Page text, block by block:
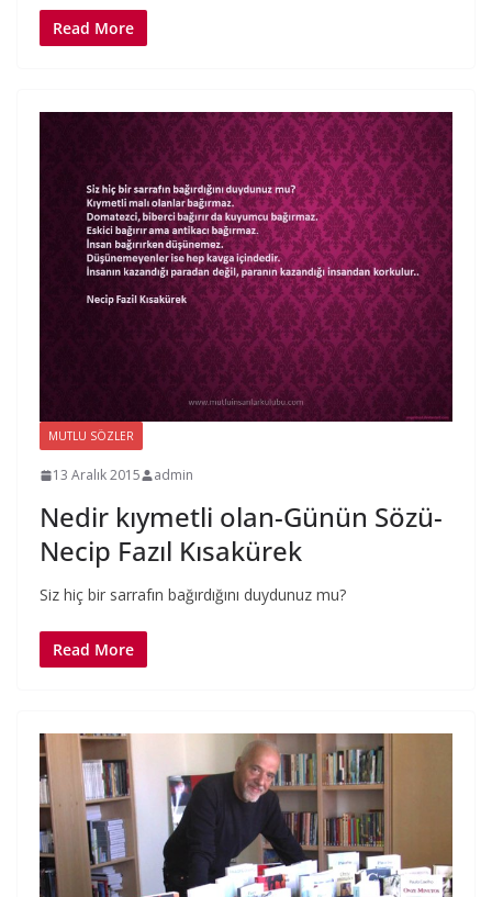
Read More
MUTLU SÖZLER
13 Aralık 2015 admin
Nedir kıymetli olan-Günün Sözü-
Necip Fazıl Kısakürek
Siz hiç bir sarrafın bağırdığını duydunuz mu?
Read More